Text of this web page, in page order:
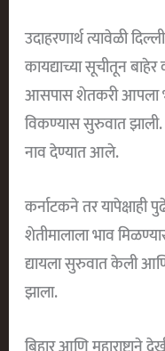
उदाहरणार्थ त्यावेळी
कायद्याच्या सूचीतून
आसपास शेतकरी आपला
विकण्यास सुरुवात झाली.
नाव देण्यात आले.
कर्नाटकने तर यापेक्षाही
शेतीमालाला भाव
द्यायला सुरुवात केली
झाला.